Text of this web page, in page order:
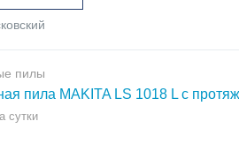
пилы
пила MAKITA LS 1018 L с
сутки